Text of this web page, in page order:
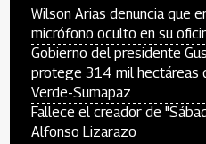
Wilson Arias denuncia que
micrófono oculto en su
Gobierno del presidente
protege 314 mil hectáreas
Verde-Sumapaz
Fallece el creador de
Alfonso Lizarazo